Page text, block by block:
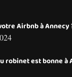
Airbnb à Annecy
robinet est bonne à